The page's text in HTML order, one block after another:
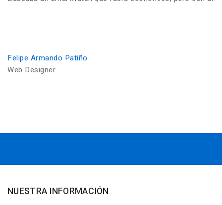
Felipe Armando Patiño
Web Designer
NUESTRA INFORMACIÓN